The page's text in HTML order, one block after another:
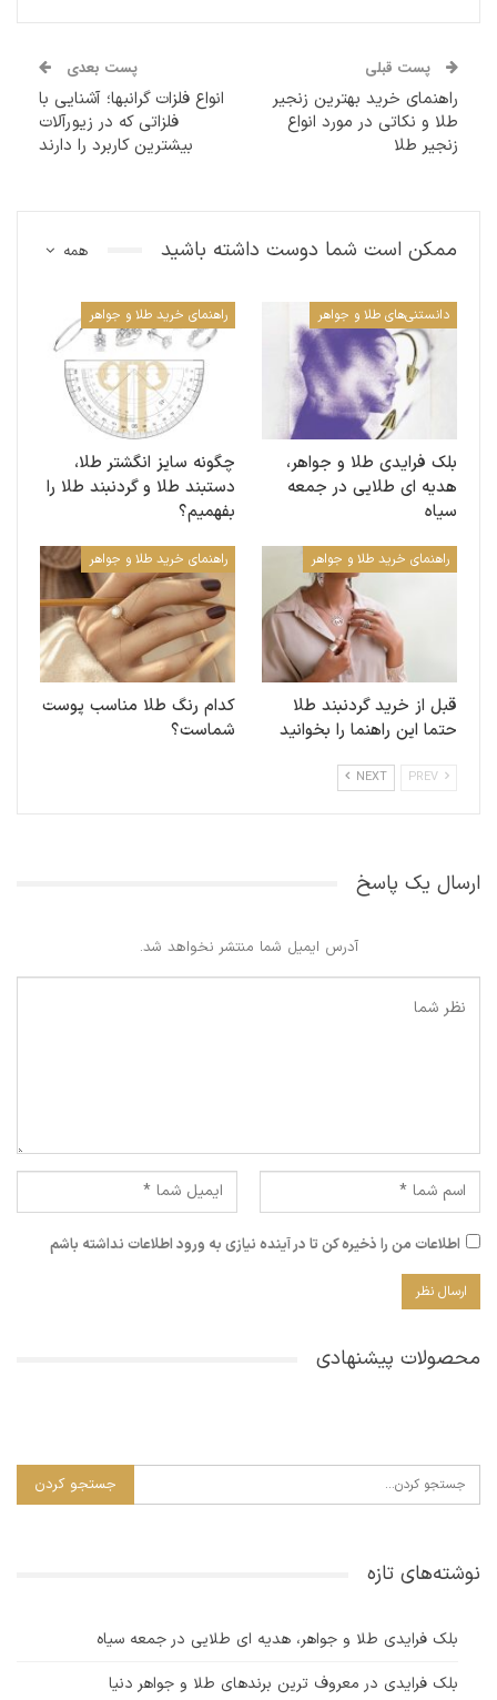
پست قبلی
راهنمای خرید بهترین زنجیر
طلا و نکاتی در مورد انواع
زنجیر طلا
پست بعدی
انواع فلزات گرانبها؛ آشنایی با
فلزاتی که در زیورآلات
بیشترین کاربرد را دارند
همه ممکن است شما دوست داشته باشید
دانستنی‌های طلا و جواهر
بلک فرایدی طلا و جواهر،
هدیه ای طلایی در جمعه
سیاه
راهنمای خرید طلا و جواهر
چگونه سایز انگشتر طلا،
دستبند طلا و گردنبند طلا را
بفهمیم؟
راهنمای خرید طلا و جواهر
قبل از خرید گردنبند طلا
حتما این راهنما را بخوانید
راهنمای خرید طلا و جواهر
کدام رنگ طلا مناسب پوست
شماست؟
NEXT
ارسال یک پاسخ
آدرس ایمیل شما منتشر نخواهد شد.
اطلاعات من را ذخیره کن تا در آینده نیازی به ورود اطلاعات نداشته باشم
محصولات پیشنهادی
نوشته‌های تازه
بلک فرایدی طلا و جواهر، هدیه ای طلایی در جمعه سیاه
بلک فرایدی در معروف ترین برندهای طلا و جواهر دنیا